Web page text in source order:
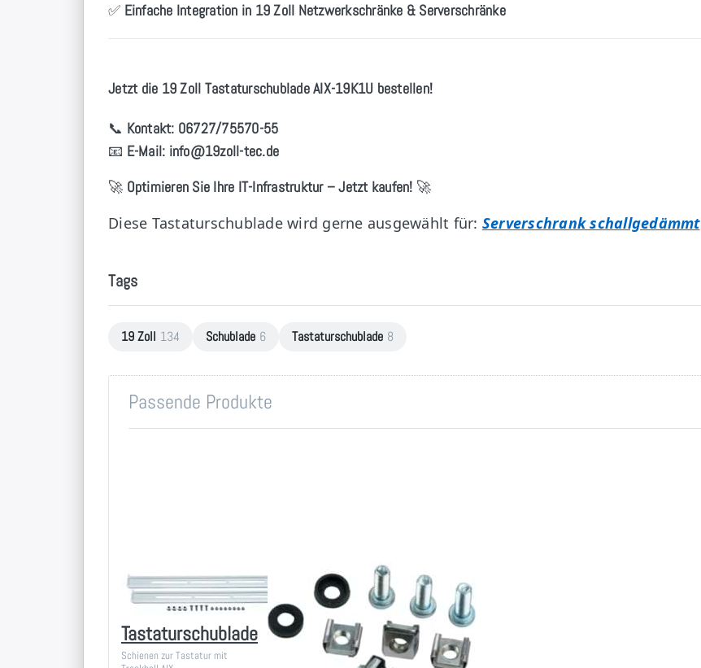
✅ Einfache Integration in 19 Zoll Netzwerkschränke & Serverschränke
Jetzt die 19 Zoll Tastaturschublade AIX-19K1U bestellen!
📞 Kontakt: 06727/75570-55
📧 E-Mail: info@19zoll-tec.de
🚀 Optimieren Sie Ihre IT-Infrastruktur – Jetzt kaufen! 🚀
Diese Tastaturschublade wird gerne ausgewählt für: Serverschrank schallgedämmt
Tags
19 Zoll 134 Schublade 6 Tastaturschublade 8
Passende Produkte
Montageschienen
für 19 Zoll
Tastaturschublade
Schienen zur Tastatur mit
Montageset M6
für 19 Zoll-
Technik
Montageset für 19 Zoll